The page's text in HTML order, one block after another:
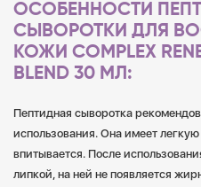
ОСОБЕННОСТИ
СЫВОРОТКИ ДЛЯ
КОЖИ COMPLEX
BLEND 30 МЛ:
Пептидная сыворотка
использования. Она имеет
впитывается. После
липкой, на ней не появляется